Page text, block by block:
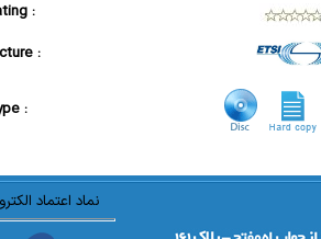
:
:
:
نماد اعتماد